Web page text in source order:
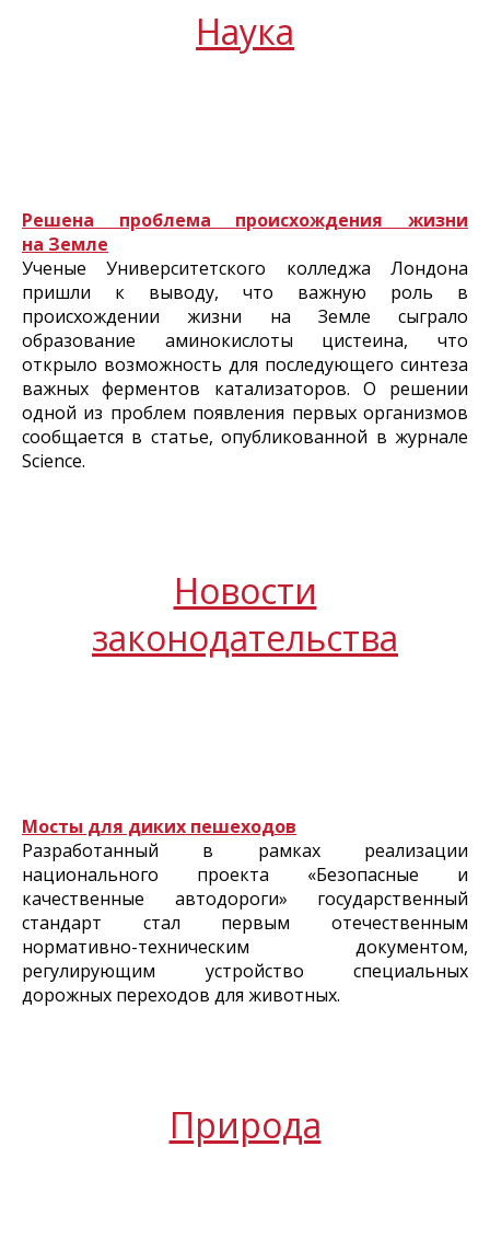
Наука
Решена проблема происхождения жизни
на Земле
Ученые Университетского колледжа Лондона
пришли к выводу, что важную роль в
происхождении жизни на Земле сыграло
образование аминокислоты цистеина, что
открыло возможность для последующего синтеза
важных ферментов катализаторов. О решении
одной из проблем появления первых организмов
сообщается в статье, опубликованной в журнале
Science.
Новости
законодательства
Мосты для диких пешеходов
Разработанный в рамках реализации
национального проекта «Безопасные и
качественные автодороги» государственный
стандарт стал первым отечественным
нормативно-техническим документом,
регулирующим устройство специальных
дорожных переходов для животных.
Природа